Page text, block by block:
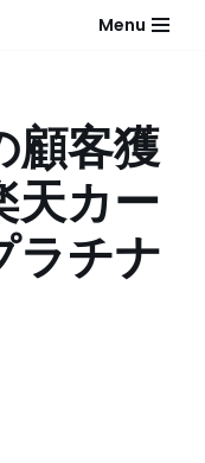
Menu
顧客獲
天カー
ラチナ